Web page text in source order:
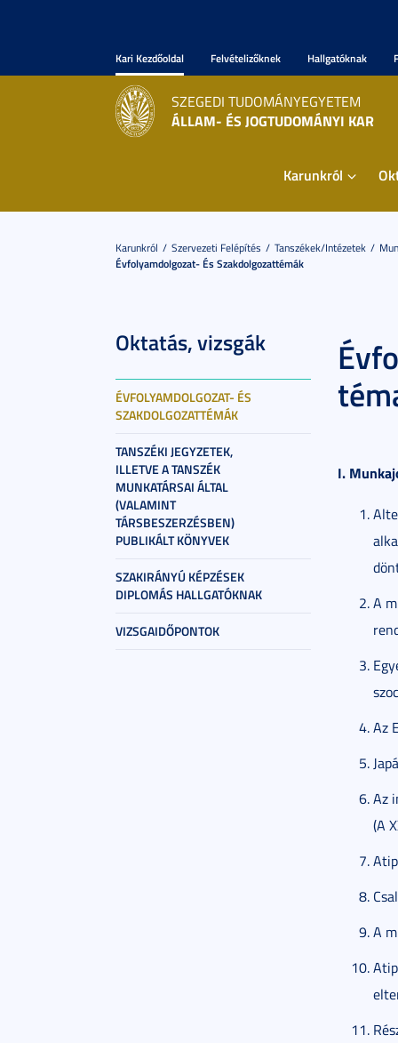
Kari Kezdőoldal Felvételizőknek Hallgatóknak
SZEGEDI TUDOMÁNYEGYETEM
ÁLLAM- ÉS JOGTUDOMÁNYI KAR
Karunkról
Karunkról Szervezeti Felépítés Tanszékek/Intézetek
Évfolyamdolgozat- És Szakdolgozattémák
Oktatás, vizsgák
ÉVFOLYAMDOLGOZAT- ÉS
SZAKDOLGOZATTÉMÁK
TANSZÉKI JEGYZETEK,
ILLETVE A TANSZÉK
MUNKATÁRSAI ÁLTAL
(VALAMINT
TÁRSBESZERZÉSBEN)
PUBLIKÁLT KÖNYVEK
SZAKIRÁNYÚ KÉPZÉSEK
DIPLOMÁS HALLGATÓKNAK
VIZSGAIDŐPONTOK
I.
A
Az
Az
(A
A